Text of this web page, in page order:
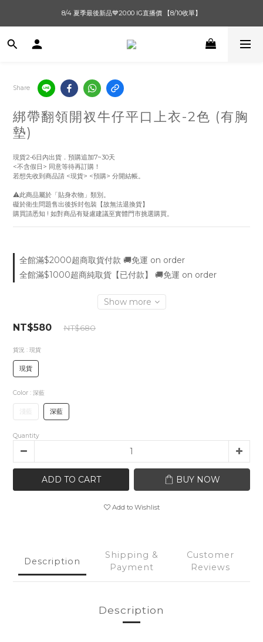
單筆滿$1000【先付款】 / 滿$2000【超取付款】 🚚免運費
8/4 夏季最後新品💙20:00 IG直播價 【8/10收單】
單筆滿$1000【先付款】 / 滿$2000【超取付款】 🚚免運費
Share
綁帶翻領開衩牛仔平口上衣-2色 (有胸
墊)
現貨2-6日內出貨．預購追加7~30天
<不含假日> 同意等待再訂購！
若想先收到商品請 <現貨> <預購> 分開結帳。
⚠️此商品屬於「貼身衣物」類別。
礙於衛生問題售出後拆封包裝【故無法退換貨】
購買請悉知 ! 如對商品有疑慮建議至實體門市挑選購買。
全館滿$2000超商取貨付款 🚚免運 on order
全館滿$1000超商純取貨【已付款】 🚚免運 on order
Show more
NT$580 NT$680
貨況 : 現貨
現貨
Color : 深藍
深藍
Quantity
ADD TO CART BUY NOW
Add to Wishlist
Description
Shipping &
Payment
Customer
Reviews
Description